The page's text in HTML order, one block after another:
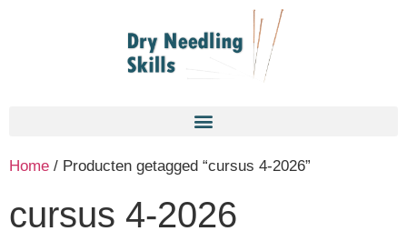
Home / Producten getagged “cursus 4-2026”
cursus 4-2026